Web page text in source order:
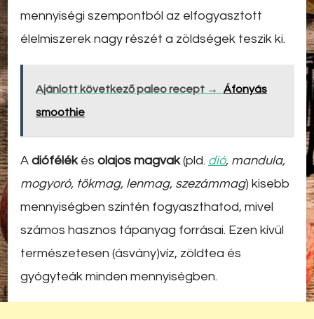
mennyiségi szempontból az elfogyasztott
élelmiszerek nagy részét a zöldségek teszik ki.
Ajánlott következő paleo recept → Áfonyás
smoothie
A diófélékés olajos magvak(pld. dió, mandula,
mogyoró, tökmag, lenmag, szezámmag) kisebb
mennyiségben szintén fogyaszthatod, mivel
számos hasznos tápanyag forrásai. Ezen kívül
természetesen (ásvány)víz, zöldtea és
gyógyteák minden mennyiségben.